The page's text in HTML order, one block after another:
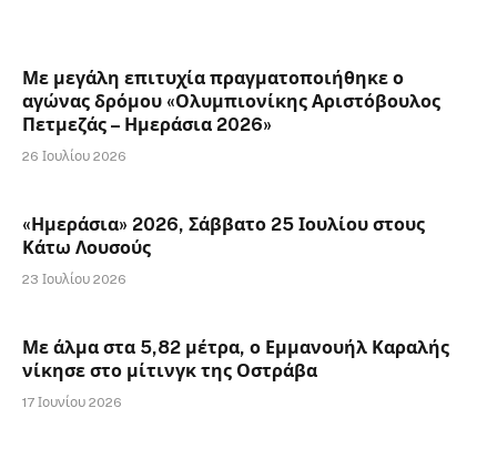
Με μεγάλη επιτυχία πραγματοποιήθηκε ο
αγώνας δρόμου «Ολυμπιονίκης Αριστόβουλος
Πετμεζάς – Ημεράσια 2026»
26 Ιουλίου 2026
«Ημεράσια» 2026, Σάββατο 25 Ιουλίου στους
Κάτω Λουσούς
23 Ιουλίου 2026
Με άλμα στα 5,82 μέτρα, ο Εμμανουήλ Καραλής
νίκησε στο μίτινγκ της Οστράβα
17 Ιουνίου 2026